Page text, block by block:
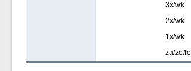
3x/wk
2x/wk
1x/wk
za/zo/fe